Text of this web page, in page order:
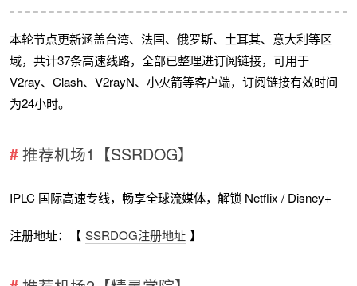
本轮节点更新涵盖台湾、法国、俄罗斯、土耳其、意大利等区
域，共计37条高速线路，全部已整理进订阅链接，可用于
V2ray、Clash、V2rayN、小火箭等客户端，订阅链接有效时间
为24小时。
推荐机场1【SSRDOG】
IPLC 国际高速专线，畅享全球流媒体，解锁 Netflix / Disney+
注册地址：【 SSRDOG注册地址 】